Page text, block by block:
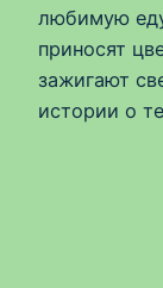
любимую
приносят
зажигают
истории о